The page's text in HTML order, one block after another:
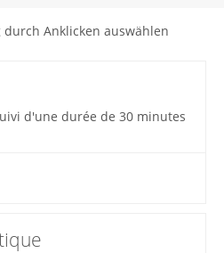
Anklicken auswählen
d'une durée de 30 minutes